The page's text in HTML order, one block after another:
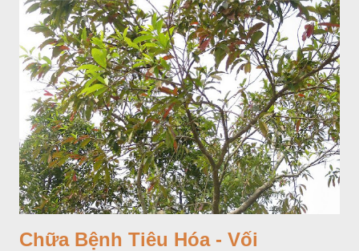
Tam Đảo (Vĩnh Phúc), đã thu được kết quả ban đầu (những
năm 1560- 70); thường trồng đến năm thứ hai, thứ ba mới hái
hoa; trồng một lần thu hoạch 10 - 20 năm.
Chữa Bệnh Tiêu Hóa - Vối